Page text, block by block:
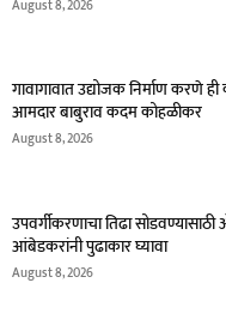
August 8, 2026
गावागावात उद्योजक निर्माण करणे
आमदार बाबुराव कदम कोहळीकर
August 8, 2026
उपवर्गीकरणाचा तिढा
आंबेडकरांनी पुढाकार घ्यावा
August 8, 2026